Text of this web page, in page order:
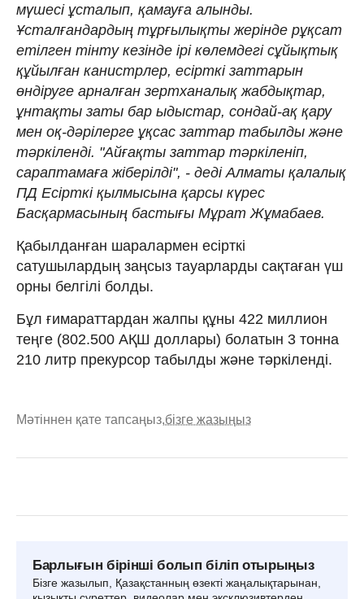
мүшесі ұсталып, қамауға алынды.
Ұсталғандардың тұрғылықты жерінде рұқсат
етілген тінту кезінде ірі көлемдегі сұйықтық
құйылған канистрлер, есірткі заттарын
өндіруге арналған зертханалық жабдықтар,
ұнтақты заты бар ыдыстар, сондай-ақ қару
мен оқ-дәрілерге ұқсас заттар табылды және
тәркіленді. "Айғақты заттар тәркіленіп,
сараптамаға жіберілді", - деді Алматы қалалық
ПД Есірткі қылмысына қарсы күрес
Басқармасының бастығы Мұрат Жұмабаев.
Қабылданған шаралармен есірткі
сатушылардың заңсыз тауарларды сақтаған үш
орны белгілі болды.
Бұл ғимараттардан жалпы құны 422 миллион
теңге (802.500 АҚШ доллары) болатын 3 тонна
210 литр прекурсор табылды және тәркіленді.
Мәтіннен қате тапсаңыз,бізге жазыңыз
Барлығын бірінші болып біліп отырыңыз
Бізге жазылып, Қазақстанның өзекті жаңалықтарынан,